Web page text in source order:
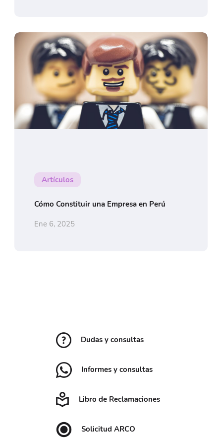
Artículos
Cómo Constituir una Empresa en Perú
Ene 6, 2025
Dudas y consultas
Informes y consultas
Libro de Reclamaciones
Solicitud ARCO